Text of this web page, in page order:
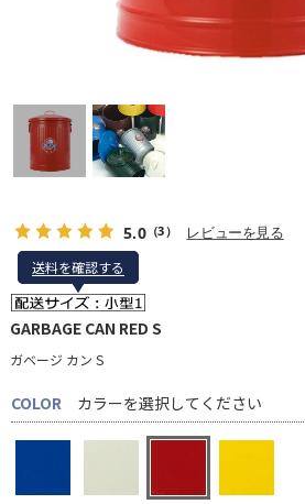
5.0（3） レビューを見る
送料を確認する
送料を確認する
GARBAGE CAN RED S
ガベージ カン S
COLOR
カラーを選択してください